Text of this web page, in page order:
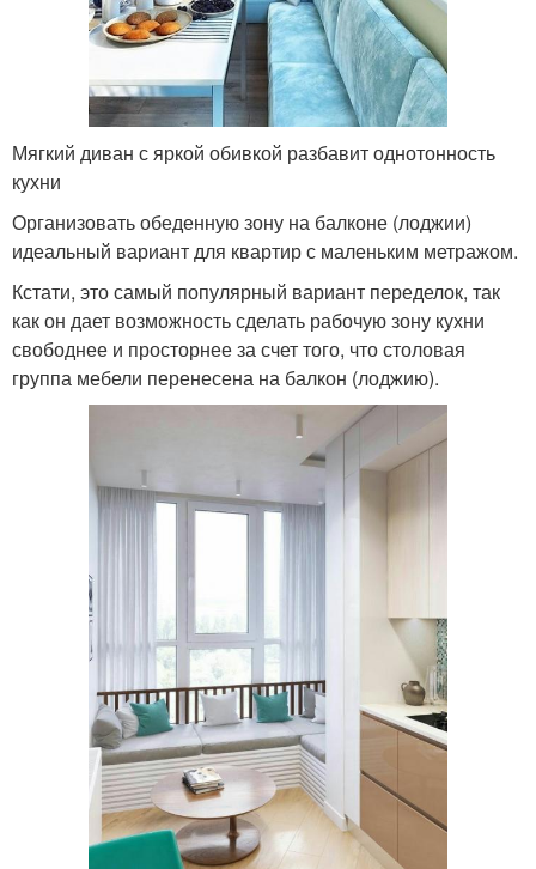
Мягкий диван с яркой обивкой разбавит однотонность
кухни
Организовать обеденную зону на балконе (лоджии)
идеальный вариант для квартир с маленьким метражом.
Кстати, это самый популярный вариант переделок, так
как он дает возможность сделать рабочую зону кухни
свободнее и просторнее за счет того, что столовая
группа мебели перенесена на балкон (лоджию).